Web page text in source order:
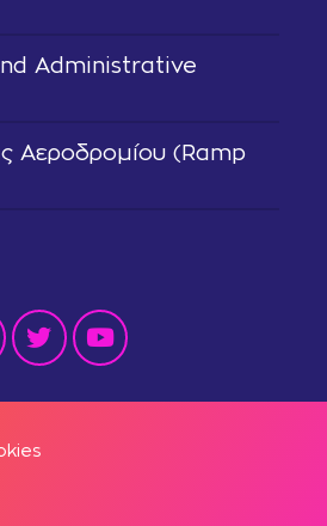
Administrative
Αεροδρομίου (Ramp